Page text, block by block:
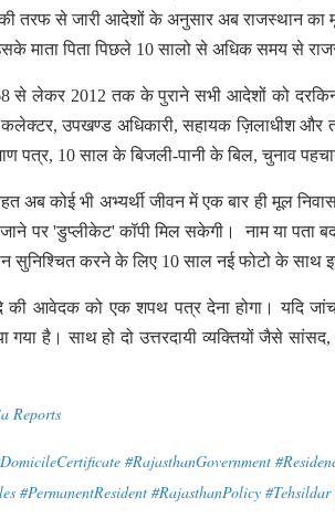
तरफ से जारी आदेशों के अनुसार अब राजस्थान का मूल
माता पिता पिछले 10 सालो से अधिक समय से
से लेकर 2012 तक के पुराने सभी आदेशों को
उपखण्ड अधिकारी, सहायक ज़िलाधीश और
पत्र, 10 साल के बिजली-पानी के बिल, चुनाव
अब कोई भी अभ्यर्थी जीवन में एक बार ही मूल
जाने पर 'डुप्लीकेट' कॉपी मिल सकेगी। नाम या
सुनिश्चित करने के लिए 10 साल नई फोटो के साथ
की आवेदक को एक शपथ पत्र देना होगा। यदि
गया है। साथ हो दो उत्तरदायी व्यक्तियों जैसे
Reports
#RajasthanGovernment
#PermanentResident #RajasthanPolicy